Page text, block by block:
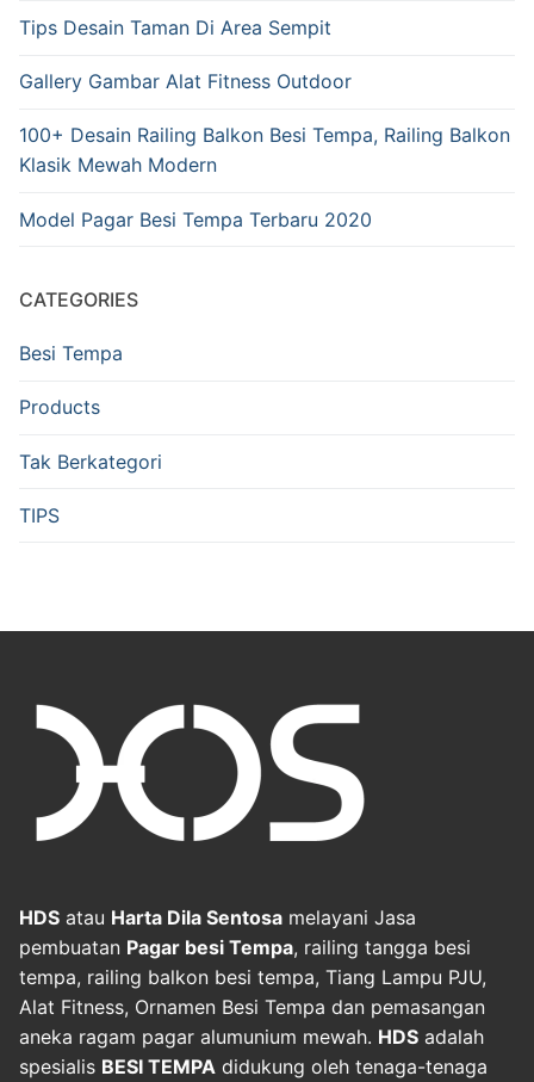
Tips Desain Taman Di Area Sempit
Gallery Gambar Alat Fitness Outdoor
100+ Desain Railing Balkon Besi Tempa, Railing Balkon
Klasik Mewah Modern
Model Pagar Besi Tempa Terbaru 2020
CATEGORIES
Besi Tempa
Products
Tak Berkategori
TIPS
HDS atau Harta Dila Sentosa melayani Jasa
pembuatan Pagar besi Tempa, railing tangga besi
tempa, railing balkon besi tempa, Tiang Lampu PJU,
Alat Fitness, Ornamen Besi Tempa dan pemasangan
aneka ragam pagar alumunium mewah. HDS adalah
spesialis BESI TEMPA didukung oleh tenaga-tenaga